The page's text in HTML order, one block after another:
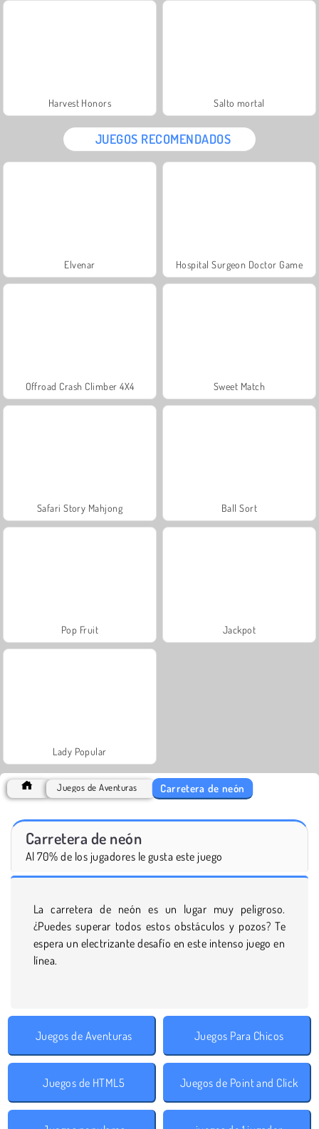
Harvest Honors Salto mortal
JUEGOS RECOMENDADOS
Elvenar Hospital Surgeon Doctor Game
Offroad Crash Climber 4X4 Sweet Match
Safari Story Mahjong Ball Sort
Pop Fruit Jackpot
Lady Popular
Juegos de Aventuras Carretera de neón
Carretera de neón
Al 70% de los jugadores le gusta este juego
La carretera de neón es un lugar muy peligroso.
¿Puedes superar todos estos obstáculos y pozos? Te
espera un electrizante desafío en este intenso juego en
línea.
Juegos de Aventuras Juegos Para Chicos
Juegos de HTML5 Juegos de Point and Click